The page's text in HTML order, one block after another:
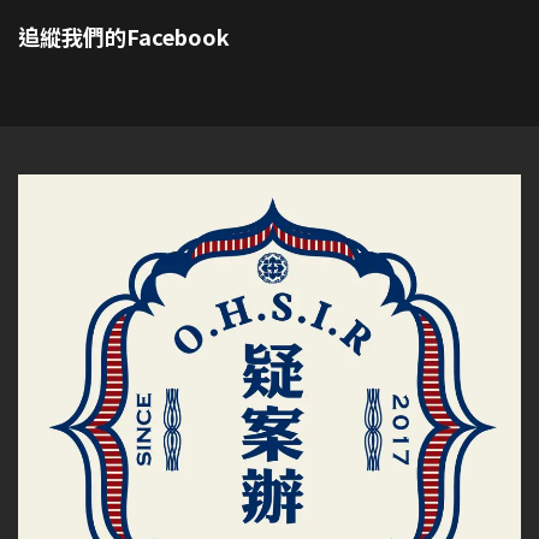
追縱我們的Facebook